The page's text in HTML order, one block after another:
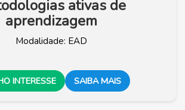
ativas de
aprendizagem
Modalidade: EAD
INTERESSE SAIBA MAIS